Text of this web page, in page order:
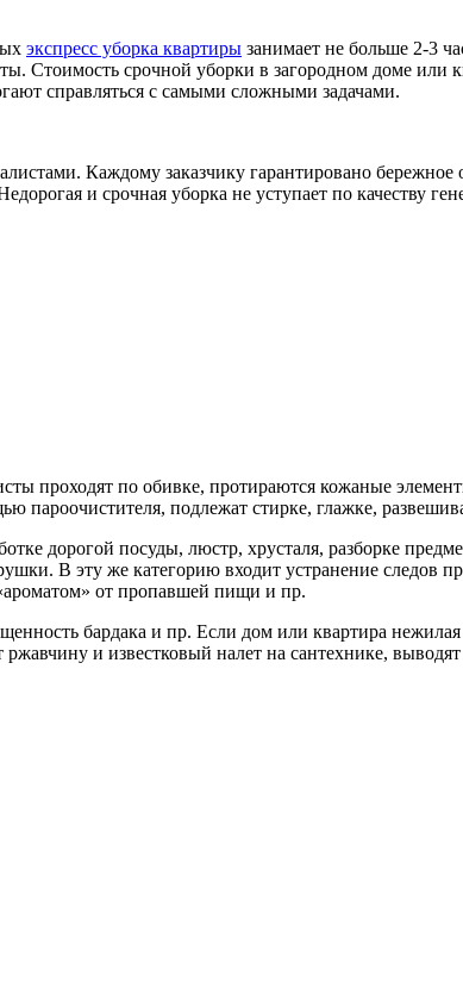
экспресс уборка квартиры занимает не больше 2-3
Стоимость срочной уборки в загородном доме или
справляться с самыми сложными задачами.
Каждому заказчику гарантировано бережное
и срочная уборка не уступает по качеству
проходят по обивке, протираются кожаные
подлежат стирке, глажке,
дорогой посуды, люстр, хрусталя, разборке
В эту же категорию входит устранение следов
от пропавшей пищи и пр.
бардака и пр. Если дом или квартира
и известковый налет на сантехнике,